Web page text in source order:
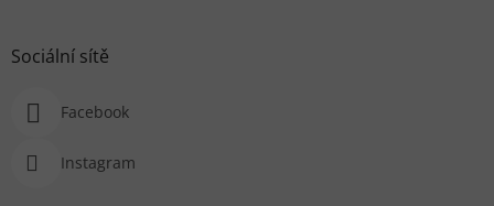
Sociální sítě
Facebook
Instagram